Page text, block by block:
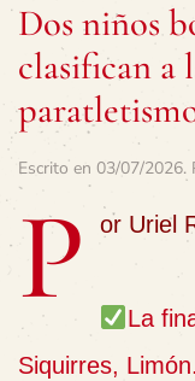
Dos niños
clasifican a
Escrito en 03/07/2026.
P or Uriel
La
Siquirres, Limón.